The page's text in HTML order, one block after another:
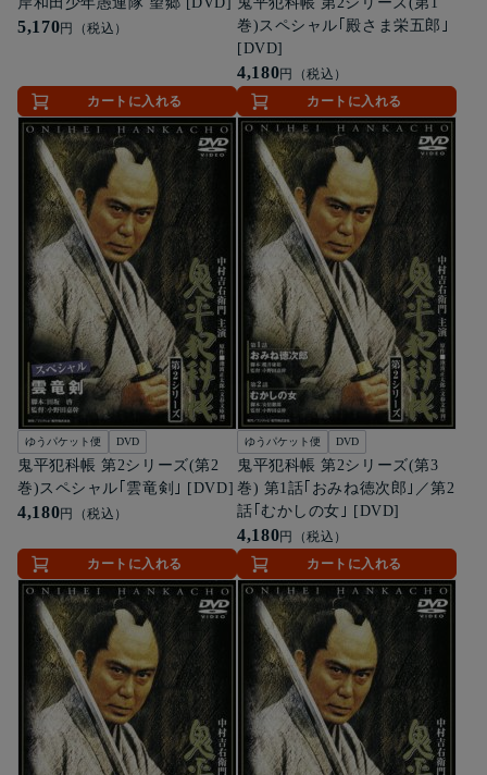
5,170円（税込）
カートに入れる
巻)スペシャル｢殿さま栄五郎｣
[DVD]
4,180円（税込）
カートに入れる
ゆうパケット便 DVD
鬼平犯科帳 第2シリーズ(第2
巻)スペシャル｢雲竜剣｣ [DVD]
4,180円（税込）
カートに入れる
ゆうパケット便 DVD
鬼平犯科帳 第2シリーズ(第3
巻) 第1話｢おみね徳次郎｣／第2
話｢むかしの女｣ [DVD]
4,180円（税込）
カートに入れる